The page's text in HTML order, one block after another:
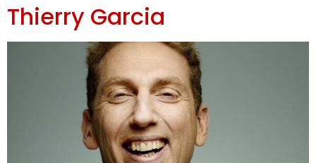
Thierry Garcia